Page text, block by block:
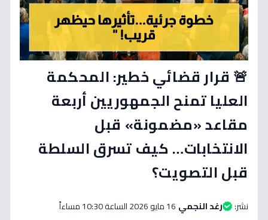
🚨 قرار قضائي خطير: المحكمة
العليا تمنح الجمهوريين أربعة
مقاعد «مضمونة» قبل
الانتخابات… كيف تسرق السلطة
قبل التصويت؟
نشر: رغد النجمي 16 مايو 2026 الساعة 10:30 مساءاً